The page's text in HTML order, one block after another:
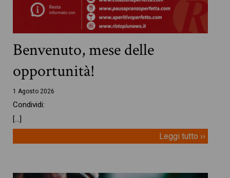
Benvenuto, mese delle
opportunità!
1 Agosto 2026
Condividi:
[…]
Leggi tutto ››